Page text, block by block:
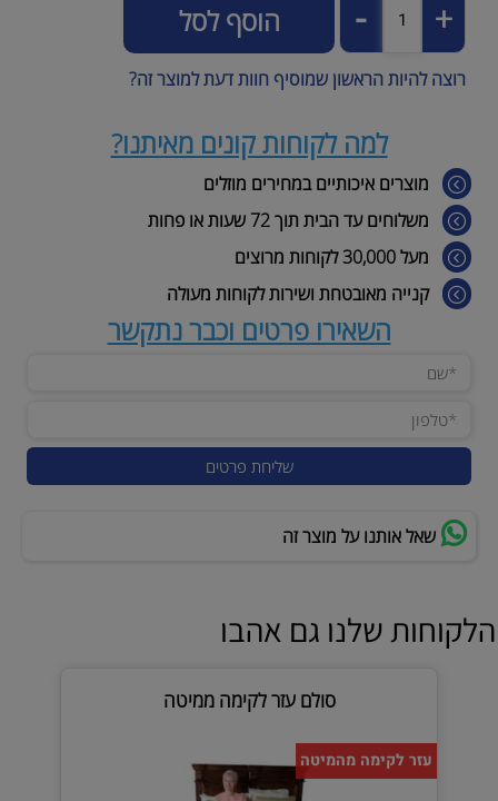
הוסף לסל
רוצה להיות הראשון שמוסיף חוות דעת למוצר זה?
למה לקוחות קונים מאיתנו?
מוצרים איכותיים במחירים מוזלים
משלוחים עד הבית תוך 72 שעות או פחות
מעל 30,000 לקוחות מרוצים
קנייה מאובטחת ושירות לקוחות מעולה
השאירו פרטים וכבר נתקשר
שאל אותנו על מוצר זה
הלקוחות שלנו גם אהבו
סולם עזר לקימה ממיטה
עזר לקימה מהמיטה